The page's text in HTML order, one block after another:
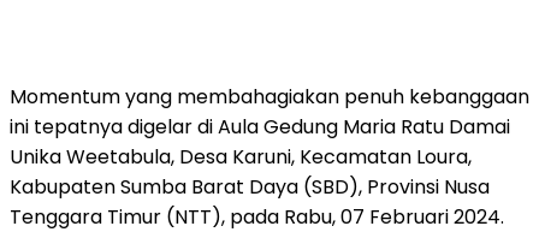
Momentum yang membahagiakan penuh kebanggaan
ini tepatnya digelar di Aula Gedung Maria Ratu Damai
Unika Weetabula, Desa Karuni, Kecamatan Loura,
Kabupaten Sumba Barat Daya (SBD), Provinsi Nusa
Tenggara Timur (NTT), pada Rabu, 07 Februari 2024.